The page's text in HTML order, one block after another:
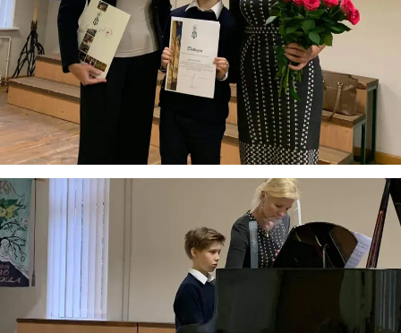
Jums reikiamus kontaktus, kur galėsite pasiklausti
atsakingo specialisto.
Taigi... kuo galėčiau Jums padėti?